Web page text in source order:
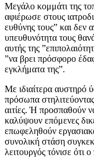
Μεγάλο κομμάτι της
αφιέρωσε στους
ευθύνης τους” και δεν
υπευθυνότητα τους
αυτής της
”να βρει πρόσφορο
εγκλήματα της”.
Με ιδιαίτερα αυστηρό
πρόσωπα
αιτίες. Ή προσπαθούν
καλύψουν επόμενες
επωφεληθούν
συνολική στάση
λειτουργός τόνισε ότι